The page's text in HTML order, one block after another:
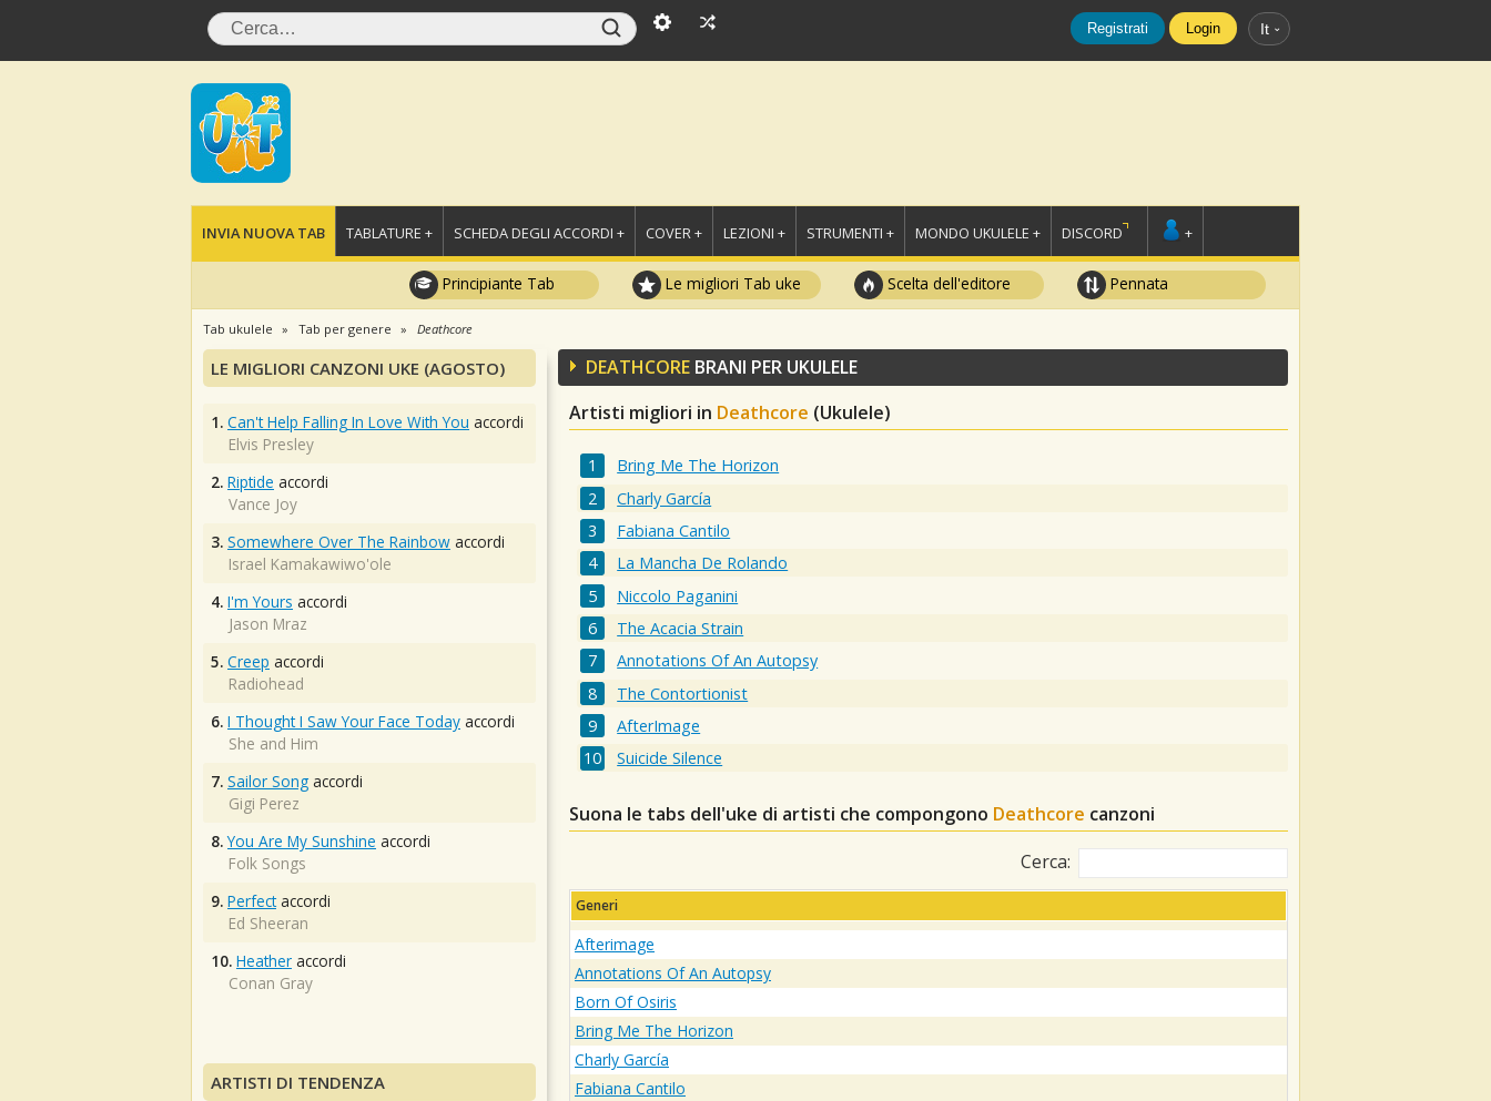
Registrati Login It
INVIA NUOVA TAB TABLATURE + SCHEDA DEGLI ACCORDI + COVER + LEZIONI + STRUMENTI + MONDO UKULELE + DISCORD +
Principiante Tab Le migliori Tab uke Scelta dell'editore Pennata
Tab ukulele Tab per genere Deathcore
DEATHCORE BRANI PER UKULELE
Artisti migliori in Deathcore (Ukulele)
Bring Me The Horizon
Charly García
Fabiana Cantilo
La Mancha De Rolando
Niccolo Paganini
The Acacia Strain
Annotations Of An Autopsy
The Contortionist
AfterImage
Suicide Silence
Suona le tabs dell'uke di artisti che compongono Deathcore canzoni
Cerca:
Generi
Afterimage
Annotations Of An Autopsy
Born Of Osiris
Bring Me The Horizon
Charly García
Fabiana Cantilo
LE MIGLIORI CANZONI UKE (AGOSTO)
1. Can't Help Falling In Love With You accordi
Elvis Presley
2. Riptide accordi
Vance Joy
3. Somewhere Over The Rainbow accordi
Israel Kamakawiwo'ole
4. I'm Yours accordi
Jason Mraz
5. Creep accordi
Radiohead
6. I Thought I Saw Your Face Today accordi
She and Him
7. Sailor Song accordi
Gigi Perez
8. You Are My Sunshine accordi
Folk Songs
9. Perfectaccordi
Ed Sheeran
10. Heather accordi
Conan Gray
ARTISTI DI TENDENZA